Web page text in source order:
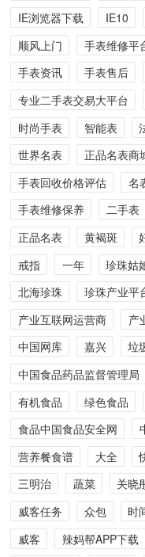
IE浏览器下载 IE10
顺风上门
手表维修平
手表资讯
手表售后
专业二手表交易大平台
时尚手表
智能表
世界名表
正品名表商
手表回收价格评估
名
手表维修保养
二手表
正品名表
黄褐斑
戒指
一年 珍珠姑
北海珍珠
珍珠产业平
产业互联网运营商
产
中国网库
嘉兴 垃
中国食品药品监督管理局
有机食品
绿色食品
食品中国食品安全网
营养餐食谱
大全
三明治
蔬菜 关晓
威客任务
众包 时
威客
辣妈帮APP下载